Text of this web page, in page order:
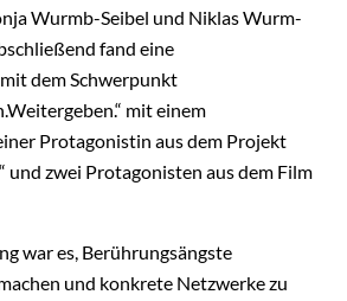
Wurmb-Seibel und Niklas Wurm-
fand eine
dem Schwerpunkt
mit einem
Protagonistin aus dem Projekt
und zwei Protagonisten aus dem Film
war es, Berührungsängste
und konkrete Netzwerke zu